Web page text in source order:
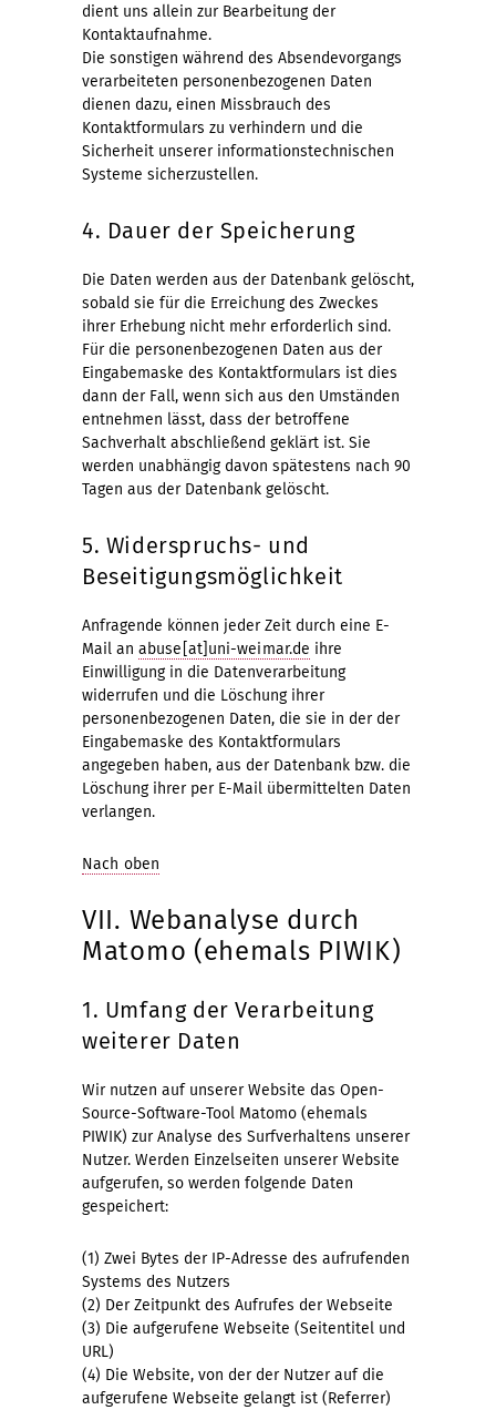
dient uns allein zur Bearbeitung der
Kontaktaufnahme.
Die sonstigen während des Absendevorgangs
verarbeiteten personenbezogenen Daten
dienen dazu, einen Missbrauch des
Kontaktformulars zu verhindern und die
Sicherheit unserer informationstechnischen
Systeme sicherzustellen.
4. Dauer der Speicherung
Die Daten werden aus der Datenbank gelöscht,
sobald sie für die Erreichung des Zweckes
ihrer Erhebung nicht mehr erforderlich sind.
Für die personenbezogenen Daten aus der
Eingabemaske des Kontaktformulars ist dies
dann der Fall, wenn sich aus den Umständen
entnehmen lässt, dass der betroffene
Sachverhalt abschließend geklärt ist. Sie
werden unabhängig davon spätestens nach 90
Tagen aus der Datenbank gelöscht.
5. Widerspruchs- und
Beseitigungsmöglichkeit
Anfragende können jeder Zeit durch eine E-
Mail an abuse[at]uni-weimar.de ihre
Einwilligung in die Datenverarbeitung
widerrufen und die Löschung ihrer
personenbezogenen Daten, die sie in der der
Eingabemaske des Kontaktformulars
angegeben haben, aus der Datenbank bzw. die
Löschung ihrer per E-Mail übermittelten Daten
verlangen.
Nach oben
VII. Webanalyse durch
Matomo (ehemals PIWIK)
1. Umfang der Verarbeitung
weiterer Daten
Wir nutzen auf unserer Website das Open-
Source-Software-Tool Matomo (ehemals
PIWIK) zur Analyse des Surfverhaltens unserer
Nutzer. Werden Einzelseiten unserer Website
aufgerufen, so werden folgende Daten
gespeichert:
(1) Zwei Bytes der IP-Adresse des aufrufenden
Systems des Nutzers
(2) Der Zeitpunkt des Aufrufes der Webseite
(3) Die aufgerufene Webseite (Seitentitel und
URL)
(4) Die Website, von der der Nutzer auf die
aufgerufene Webseite gelangt ist (Referrer)